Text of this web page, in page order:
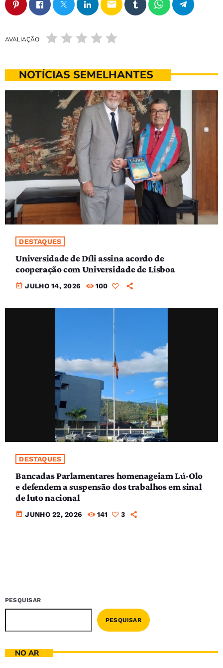
email
AVALIAÇÃO
NOTÍCIAS SEMELHANTES
DESTAQUES
Universidade de Díli assina acordo de
cooperação com Universidade de Lisboa
today JULHO 14, 2026 100
DESTAQUES
Bancadas Parlamentares homenageiam Lú-Olo
e defendem a suspensão dos trabalhos em sinal
de luto nacional
today JUNHO 22, 2026 141 3
PESQUISAR
PESQUISAR
NO AR